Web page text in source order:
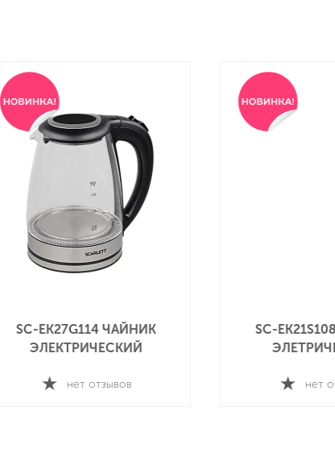
SC-EK21S108 ЧАЙНИК
ЭЛЕТРИЧЕСКИЙ
нет отзывов
SC-